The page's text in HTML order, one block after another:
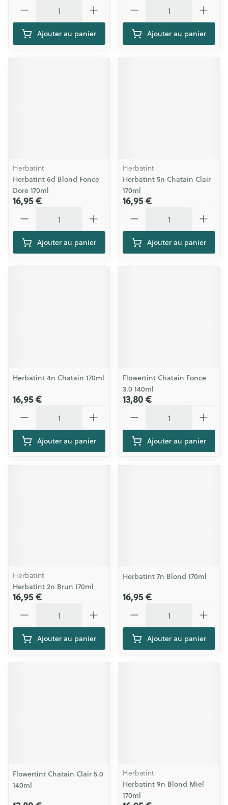
Ajouter au panier Ajouter au panier
Herbatint
Herbatint 6d Blond Fonce
Dore 170ml
16,95 €
Ajouter au panier
Herbatint
Herbatint 5n Chatain Clair
170ml
16,95 €
Ajouter au panier
Herbatint 4n Chatain 170ml
16,95 €
Ajouter au panier
Flowertint Chatain Fonce
3.0 140ml
13,80 €
Ajouter au panier
Herbatint
Herbatint 2n Brun 170ml
16,95 €
Ajouter au panier
Herbatint 7n Blond 170ml
16,95 €
Ajouter au panier
Flowertint Chatain Clair 5.0
140ml
Herbatint
Herbatint 9n Blond Miel
170ml